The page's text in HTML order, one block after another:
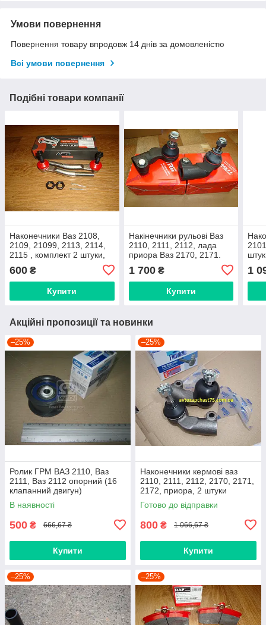
Умови повернення
Повернення товару впродовж 14 днів за домовленістю
Всі умови повернення
Подібні товари компанії
Наконечники Ваз 2108,
2109, 21099, 2113, 2114,
2115 , комплект 2 штуки,
Україна
600 ₴
Купити
Накінечники рульові Ваз
2110, 2111, 2112, лада
приора Ваз 2170, 2171.
2172 (комплект 2 штуки)
виробник TRW, Малайзія
1 700₴
Купити
1
Акційні пропозиції та новинки
–25%
Ролик ГРМ ВАЗ 2110, Ваз
2111, Ваз 2112 опорний (16
клапанний двигун)
В наявності
500 ₴ 666,67 ₴
Купити
–25%
Наконечники кермові ваз
2110, 2111, 2112, 2170, 2171,
2172, приора, 2 штуки
(виробник Finwhale,
Німеччина)
Готово до відправки
800 ₴ 1 066,67 ₴
Купити
–25% –25%